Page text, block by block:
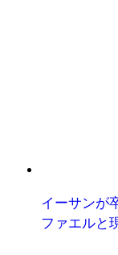
イーサンが
ファエルと